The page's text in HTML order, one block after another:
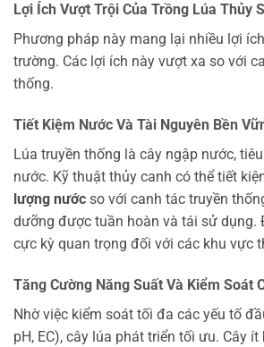
Lợi Ích Vượt Trội Của Trồng Lúa Thủy
Phương pháp này mang lại nhiều lợi
trường. Các lợi ích này vượt xa so với
thống.
Tiết Kiệm Nước Và Tài Nguyên Bền
Lúa truyền thống là cây ngập nước,
nước. Kỹ thuật thủy canh có thể tiết
lượng nước so với canh tác truyền
dưỡng được tuần hoàn và tái sử dụng.
cực kỳ quan trọng đối với các khu vực
Tăng Cường Năng Suất Và Kiểm Soát
Nhờ việc kiểm soát tối đa các yếu tố
pH, EC), cây lúa phát triển tối ưu. Cây